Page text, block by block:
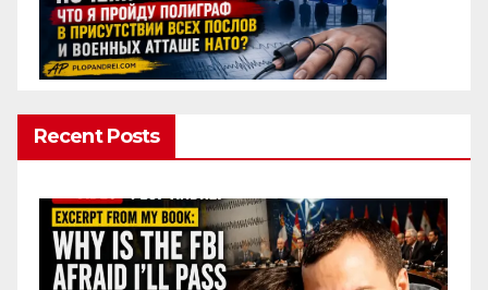
Recent Posts